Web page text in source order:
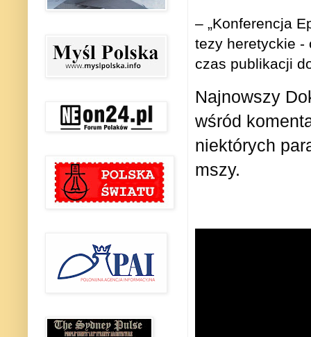
– „Konferencja
tezy heretyckie -
czas publikacji
Najnowszy
wśród
niektórych
mszy.